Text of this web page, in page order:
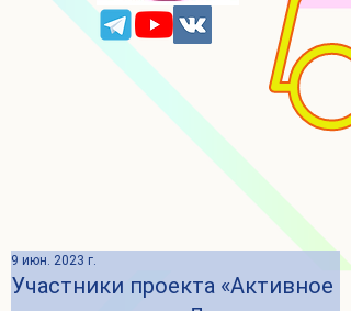
Участники проекта «Активное
9 июн. 2023 г.